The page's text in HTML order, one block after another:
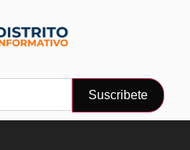
Suscribete